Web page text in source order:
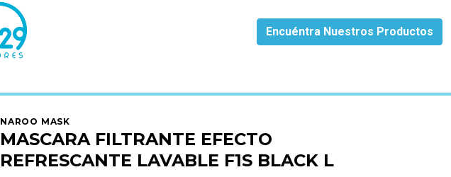
Encuéntra Nuestros Productos
NAROO MASK
MASCARA FILTRANTE EFECTO
REFRESCANTE LAVABLE F1S BLACK L